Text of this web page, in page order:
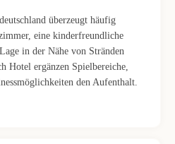
überzeugt häufig
eine kinderfreundliche
in der Nähe von Stränden
Hotel ergänzen Spielbereiche,
den Aufenthalt.